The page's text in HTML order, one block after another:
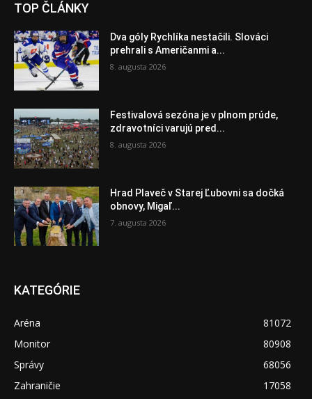
TOP ČLÁNKY
Dva góly Rychlíka nestačili. Slováci
prehrali s Američanmi a...
8. augusta 2026
Festivalová sezóna je v plnom prúde,
zdravotníci varujú pred...
8. augusta 2026
Hrad Plaveč v Starej Ľubovni sa dočká
obnovy, Migaľ...
7. augusta 2026
KATEGÓRIE
Aréna
81072
Monitor
80908
Správy
68056
Zahraničie
17058